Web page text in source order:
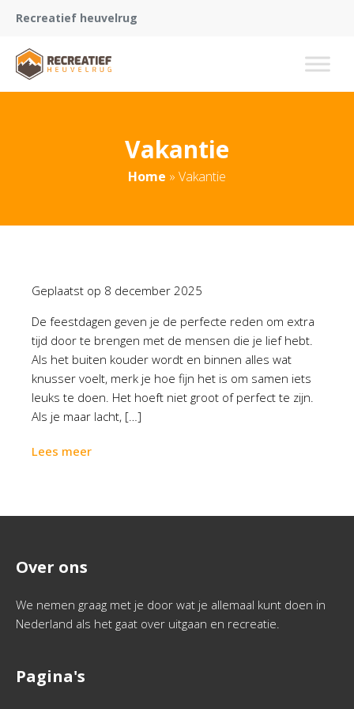
Recreatief heuvelrug
Vakantie
Home » Vakantie
Geplaatst op 8 december 2025
De feestdagen geven je de perfecte reden om extra
tijd door te brengen met de mensen die je lief hebt.
Als het buiten kouder wordt en binnen alles wat
knusser voelt, merk je hoe fijn het is om samen iets
leuks te doen. Het hoeft niet groot of perfect te zijn.
Als je maar lacht, […]
Lees meer
Over ons
We nemen graag met je door wat je allemaal kunt doen in
Nederland als het gaat over uitgaan en recreatie.
Pagina's